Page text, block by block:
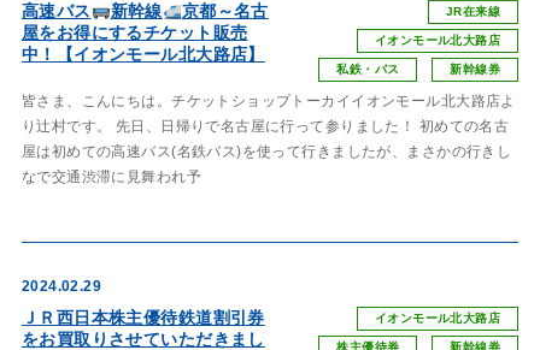
JR在来線
イオンモール北大路店
新幹線券
私鉄・バス
高速バス 新幹線
京都～名古
屋をお得にするチケット販売
中！【イオンモール北大路店】
皆さま、こんにちは。チケットショップトーカイイオンモール北大路店よ
り辻村です。 先日、日帰りで名古屋に行って参りました！ 初めての名古
屋は初めての高速バス(名鉄バス)を使って行きましたが、まさかの行きし
なで交通渋滞に見舞われ予
2024.02.29
イオンモール北大路店
ＪＲ西日本株主優待鉄道割引券
をお買取りさせていただきまし